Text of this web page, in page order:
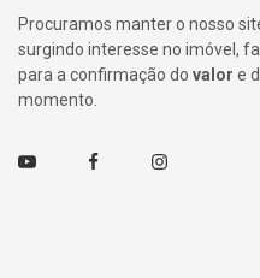
Procuramos manter o nosso
surgindo interesse no imóvel,
para a confirmação do valor e
momento.
Youtube FacebookInstagram